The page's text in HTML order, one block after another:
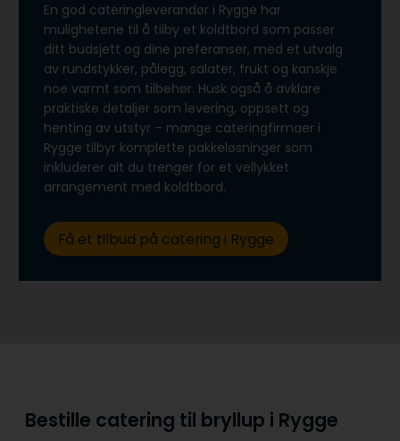
En god cateringleverandør i Rygge har
mulighetene til å tilby et koldtbord som passer
ditt budsjett og dine preferanser, med et utvalg
av rundstykker, pålegg, salater, frukt og kanskje
noe varmt som tilbehør. Husk også å avklare
praktiske detaljer som levering, oppsett og
henting av utstyr – mange cateringfirmaer i
Rygge tilbyr komplette pakkeløsninger som
inkluderer alt du trenger for et vellykket
arrangement med koldtbord.
Få et tilbud på catering i Rygge
Bestille catering til bryllup i Rygge